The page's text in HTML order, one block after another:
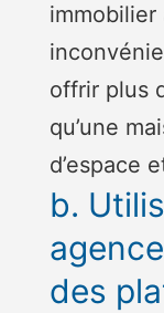
immobilier
offrir plus
qu’une
d’espace
b.
des